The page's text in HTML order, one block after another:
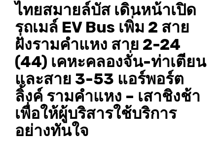
ไทยสมายล์บัส เดินหน้าเปิด
รถเมล์ EV Bus เพิ่ม 2 สาย
ฝั่งรามคำแหง สาย 2-24
(44) เคหะคลองจั่น-ท่าเตียน
และสาย 3-53 แอร์พอร์ต
ลิ้งค์ รามคำแหง – เสาชิงช้า
เพื่อให้ผู้บริสารใช้บริการ
อย่างทันใจ